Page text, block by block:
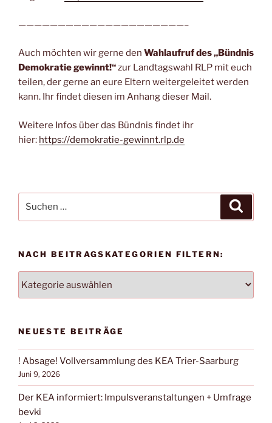
—————————————————————–
Auch möchten wir gerne den Wahlaufruf des „Bündnis
Demokratie gewinnt!“zur Landtagswahl RLP mit euch
teilen, der gerne an eure Eltern weitergeleitet werden
kann. Ihr findet diesen im Anhang dieser Mail.
Weitere Infos über das Bündnis findet ihr
hier: https://demokratie-gewinnt.rlp.de
nach:
NACH BEITRAGSKATEGORIEN FILTERN:
BEITRAGSKATEGORIEN
NEUESTE BEITRÄGE
! Absage! Vollversammlung des KEA Trier-Saarburg
Juni 9, 2026
Der KEA informiert: Impulsveranstaltungen + Umfrage
bevki